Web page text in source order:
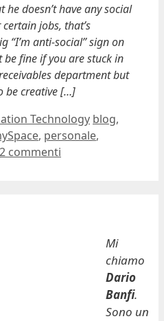
he doesn’t have any social
jobs, that’s
“I’m anti-social” sign on
fine if you are stuck in
department but
be creative […]
Technology Tag
blog,
, personale,
2 commenti
Mi
chiamo
Dario
Banfi.
Sono un